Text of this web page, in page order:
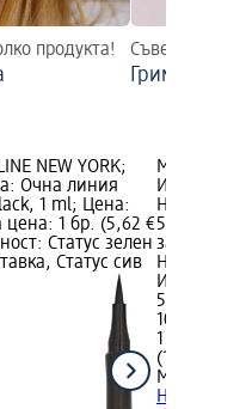
продукта! Съвети и
Грим за
NEW YORK;
Очна линия
1 ml; Цена:
цена: 1 бр. (5,62 €
Статус зелен
Статус сив
Марка:
Име на
Hyper
5,62 €;
за 1 бр.);
Налично
Изберете
5,62 €
10,99 лв.
1 бр. (5,62
(10,99 лв.
Hyper